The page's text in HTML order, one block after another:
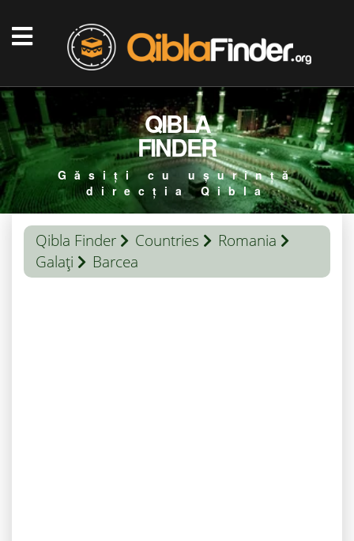
QIBLA
FINDER
Găsiți cu ușurință
direcția Qibla
Qibla Finder Countries
Romania
Galaţi
Barcea